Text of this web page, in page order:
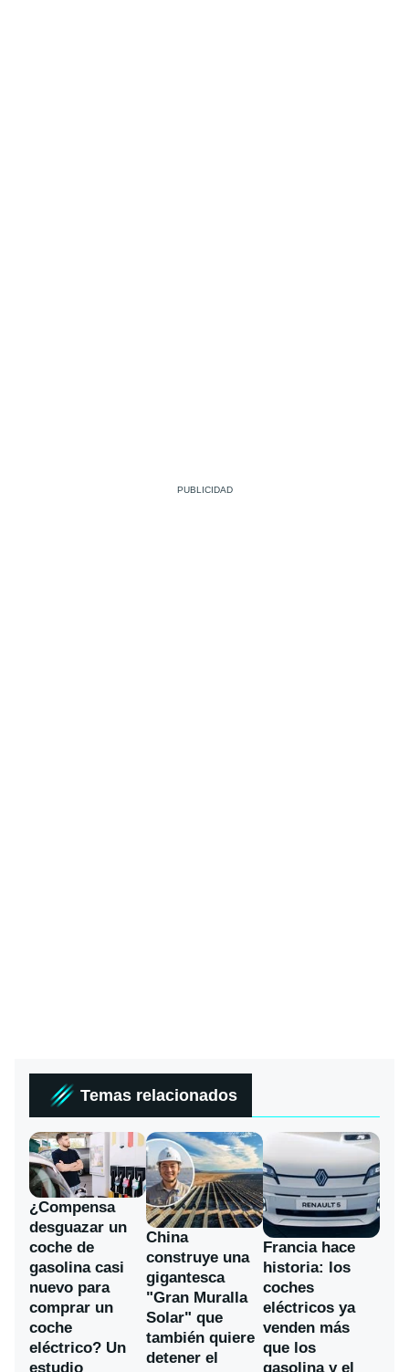
Temas relacionados
¿Compensa
desguazar un
coche de
gasolina casi
nuevo para
comprar un
coche
eléctrico? Un
estudio
China
construye una
gigantesca
"Gran Muralla
Solar" que
también quiere
detener el
Francia hace
historia: los
coches
eléctricos ya
venden más
que los
gasolina y el